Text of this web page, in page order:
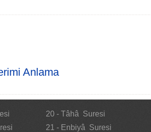
Anlama
20 - Tâhâ Suresi
21 - Enbiyâ Suresi